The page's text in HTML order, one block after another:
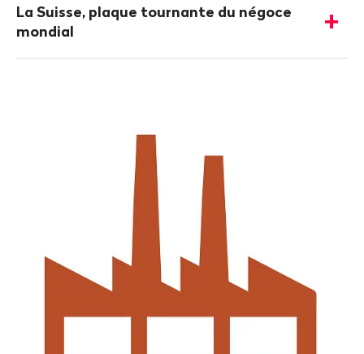
d'informations
La Suisse, plaque tournante du négoce
mondial
-
les